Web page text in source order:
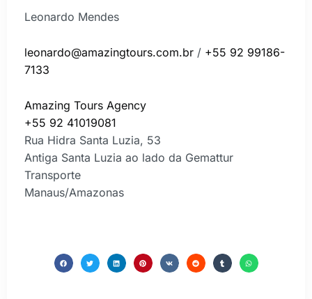
Leonardo Mendes
leonardo@amazingtours.com.br / +55 92 99186-
7133
Amazing Tours Agency
+55 92 41019081
Rua Hidra Santa Luzia, 53
Antiga Santa Luzia ao lado da Gemattur
Transporte
Manaus/Amazonas